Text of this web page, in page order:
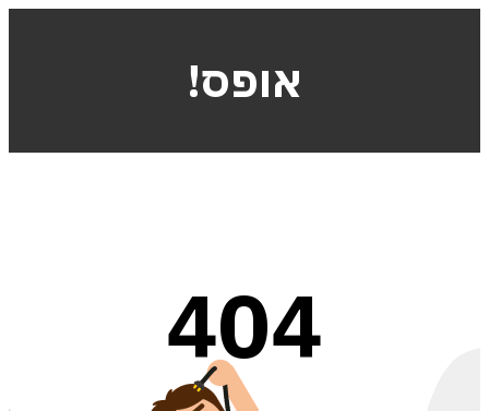
!אופס
404